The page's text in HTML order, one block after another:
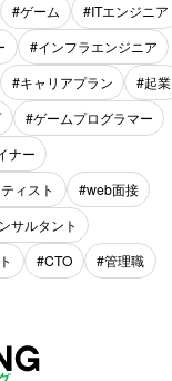
ゲーム
ITエンジニア
インフラエンジニア
キャリアプラン
起業
ゲームプログラマー
ナー
ィスト
web面接
サルタント
CTO 管理職